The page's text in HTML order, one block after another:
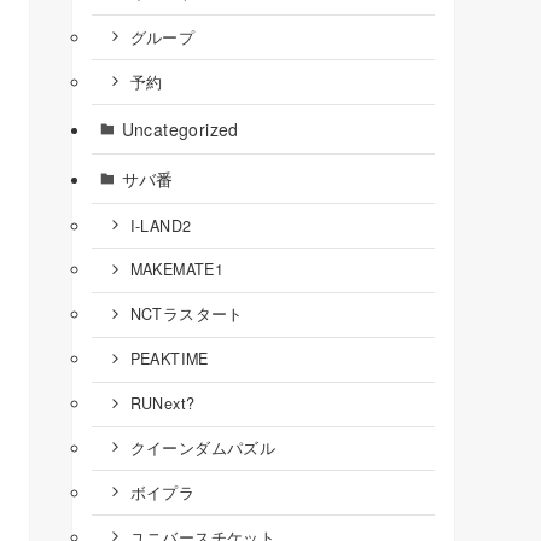
グループ
予約
Uncategorized
サバ番
I-LAND2
MAKEMATE1
NCTラスタート
PEAKTIME
RUNext?
クイーンダムパズル
ボイプラ